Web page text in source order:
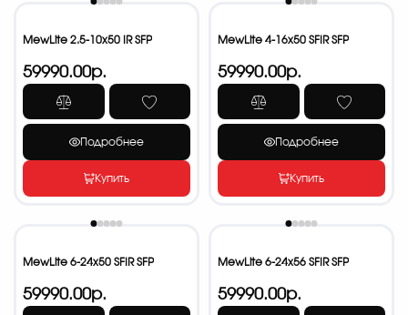
MewLite 2.5-10x50 IR SFP
59990.00р.
Подробнее
Купить
MewLite 4-16x50 SFIR SFP
59990.00р.
Подробнее
Купить
MewLite 6-24x50 SFIR SFP
59990.00р.
MewLite 6-24x56 SFIR SFP
59990.00р.